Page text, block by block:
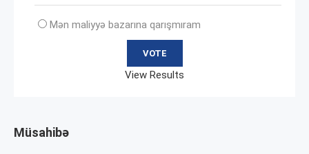
Mən maliyyə bazarına qarışmıram
View Results
Müsahibə